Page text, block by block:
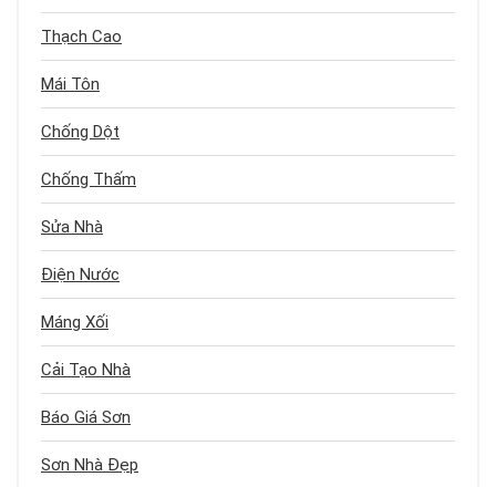
Thạch Cao
Mái Tôn
Chống Dột
Chống Thấm
Sửa Nhà
Điện Nước
Máng Xối
Cải Tạo Nhà
Báo Giá Sơn
Sơn Nhà Đẹp